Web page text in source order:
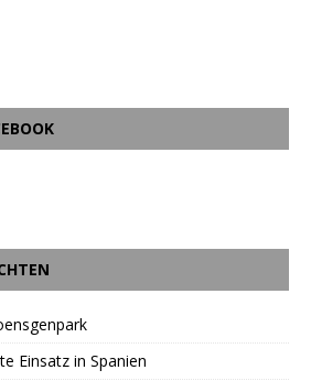
Einsatz in Spanien